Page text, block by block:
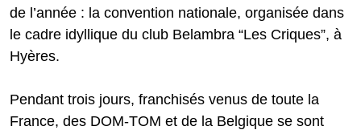
de l’année : la convention nationale, organisée dans
le cadre idyllique du club Belambra “Les Criques”, à
Hyères.
Pendant trois jours, franchisés venus de toute la
France, des DOM-TOM et de la Belgique se sont